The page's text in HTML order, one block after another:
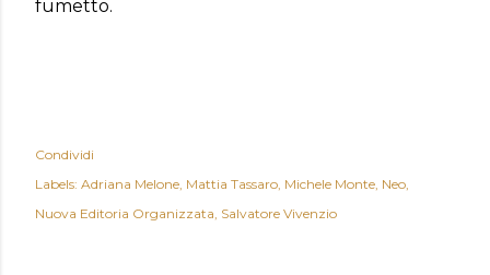
fumetto.
Condividi
Labels: Adriana Melone Mattia Tassaro Michele Monte Neo
Nuova Editoria Organizzata Salvatore Vivenzio